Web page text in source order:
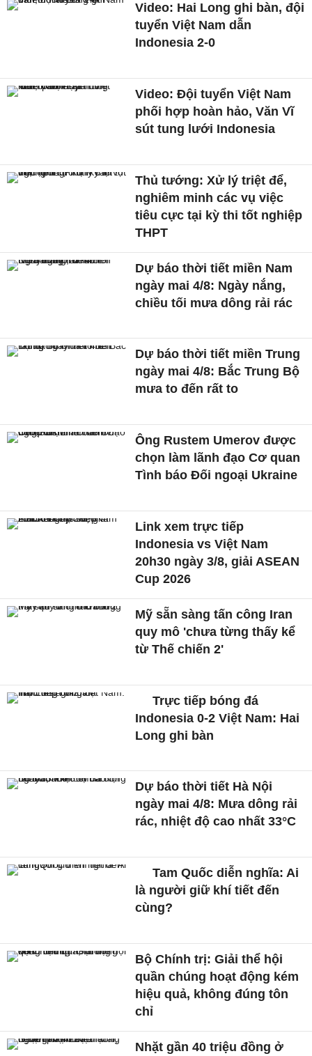
Video: Hai Long ghi bàn, đội
tuyển Việt Nam dẫn
Indonesia 2-0
Video: Đội tuyển Việt Nam
phối hợp hoàn hảo, Văn Vĩ
sút tung lưới Indonesia
Thủ tướng: Xử lý triệt để,
nghiêm minh các vụ việc
tiêu cực tại kỳ thi tốt nghiệp
THPT
Dự báo thời tiết miền Nam
ngày mai 4/8: Ngày nắng,
chiều tối mưa dông rải rác
Dự báo thời tiết miền Trung
ngày mai 4/8: Bắc Trung Bộ
mưa to đến rất to
Ông Rustem Umerov được
chọn làm lãnh đạo Cơ quan
Tình báo Đối ngoại Ukraine
Link xem trực tiếp
Indonesia vs Việt Nam
20h30 ngày 3/8, giải ASEAN
Cup 2026
Mỹ sẵn sàng tấn công Iran
quy mô 'chưa từng thấy kể
từ Thế chiến 2'
Trực tiếp bóng đá
Indonesia 0-2 Việt Nam: Hai
Long ghi bàn
Dự báo thời tiết Hà Nội
ngày mai 4/8: Mưa dông rải
rác, nhiệt độ cao nhất 33°C
Tam Quốc diễn nghĩa: Ai
là người giữ khí tiết đến
cùng?
Bộ Chính trị: Giải thể hội
quần chúng hoạt động kém
hiệu quả, không đúng tôn
chỉ
Nhặt gần 40 triệu đồng ở